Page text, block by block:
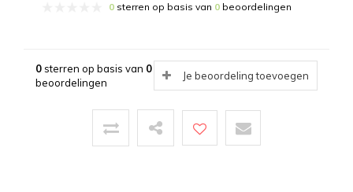
0 sterren op basis van 0 beoordelingen
0sterren op basis van 0
beoordelingen
Je beoordeling toevoegen